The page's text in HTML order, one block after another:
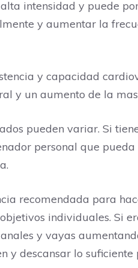
intensidad y puede
y aumentar la
y capacidad
y un aumento de la
pueden variar. Si
personal que
recomendada para
individuales. Si
y vayas
descansar lo suficiente